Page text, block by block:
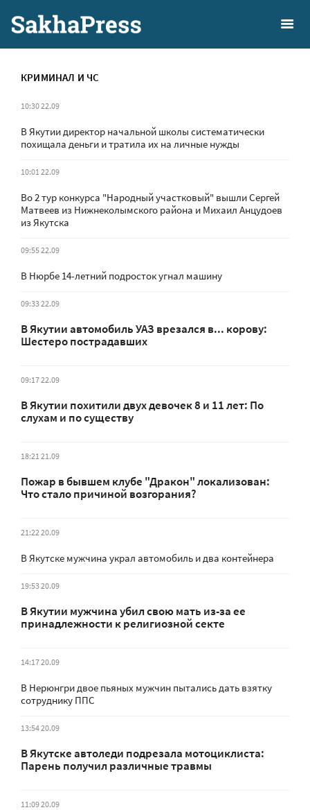
КРИМИНАЛ И ЧС
10:30 22.09
В Якутии директор начальной школы систематически
похищала деньги и тратила их на личные нужды
10:01 22.09
Во 2 тур конкурса "Народный участковый" вышли Сергей
Матвеев из Нижнеколымского района и Михаил Анцудоев
из Якутска
09:55 22.09
В Нюрбе 14-летний подросток угнал машину
09:33 22.09
В Якутии автомобиль УАЗ врезался в... корову:
Шестеро пострадавших
09:17 22.09
В Якутии похитили двух девочек 8 и 11 лет: По
слухам и по существу
18:21 21.09
Пожар в бывшем клубе "Дракон" локализован:
Что стало причиной возгорания?
21:22 20.09
В Якутске мужчина украл автомобиль и два контейнера
19:53 20.09
В Якутии мужчина убил свою мать из-за ее
принадлежности к религиозной секте
14:17 20.09
В Нерюнгри двое пьяных мужчин пытались дать взятку
сотруднику ППС
13:54 20.09
В Якутске автоледи подрезала мотоциклиста:
Парень получил различные травмы
11:09 20.09